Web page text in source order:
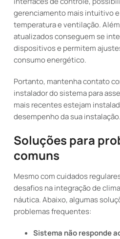
gerenciamento mais intuitivo
temperatura e ventilação.
atualizados conseguem se
dispositivos e permitem
consumo energético.
Portanto, mantenha contato
instalador do sistema para
mais recentes estejam
desempenho da sua instalação.
Soluções para
comuns
Mesmo com cuidados
desafios na integração de
náutica. Abaixo, algumas
problemas frequentes:
Sistema não responde